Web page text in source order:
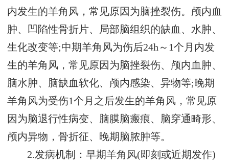
内发生的羊角风，常见原因为脑挫裂伤。颅内血
肿、凹陷性骨折片、局部脑组织的缺血、水肿、
生化改变等;中期羊角风为伤后24h～1个月内发
生的羊角风，常见原因为脑挫裂伤、颅内血肿、
脑水肿、脑缺血软化、颅内感染、异物等;晚期
羊角风为受伤1个月之后发生的羊角风，常见原
因为脑退行性病变、脑膜脑瘢痕、脑穿通畸形、
颅内异物，骨折征、晚期脑脓肿等。
2.发病机制：早期羊角风(即刻或近期发作)